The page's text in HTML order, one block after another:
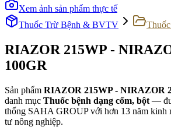
Xem ảnh sản phẩm thực tế
Thuốc Trừ Bệnh & BVTV
RIAZOR 215WP -
100GR
Sản phẩm RIAZOR 215WP - NIRAZOR
danh mục Thuốc bệnh dạng cốm, bột —
thống SAHA GROUP với hơn 13 năm kinh
tư nông nghiệp.